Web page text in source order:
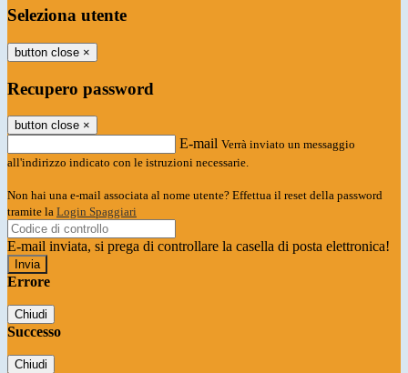
Seleziona utente
button close ×
Recupero password
button close ×
E-mail Verrà inviato un messaggio
all'indirizzo indicato con le istruzioni necessarie.
Non hai una e-mail associata al nome utente? Effettua il reset della password
tramite la Login Spaggiari
E-mail inviata, si prega di controllare la casella di posta elettronica!
Errore
Chiudi
Successo
Chiudi